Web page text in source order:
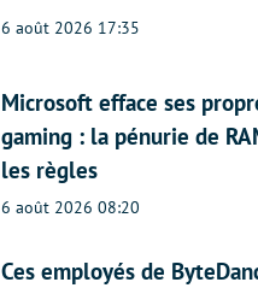
6 août 2026 17:35
Microsoft efface ses
gaming : la pénurie de
les règles
6 août 2026 08:20
Ces employés de